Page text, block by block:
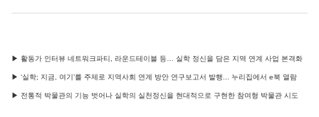
▶ 활동가 인터뷰 네트워크파티, 라운드테이블 등… 실학 정신을 담은 지역 연계 사업 본격화
▶ ‘실학; 지금, 여기’를 주제로 지역사회 연계 방안 연구보고서 발행... 누리집에서 e북 열람
▶ 전통적 박물관의 기능 벗어나 실학의 실천정신을 현대적으로 구현한 참여형 박물관 시도